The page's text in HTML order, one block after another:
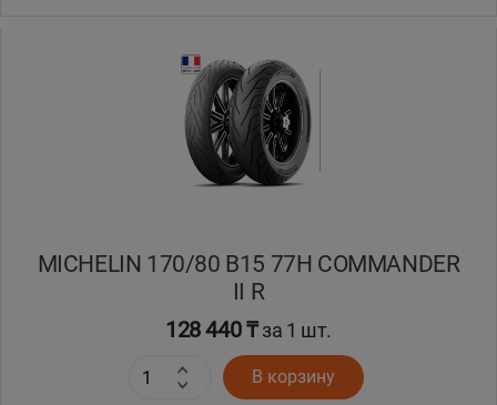
MICHELIN 170/80 B15 77H COMMANDER
II R
128 440 ₸за 1 шт.
В корзину